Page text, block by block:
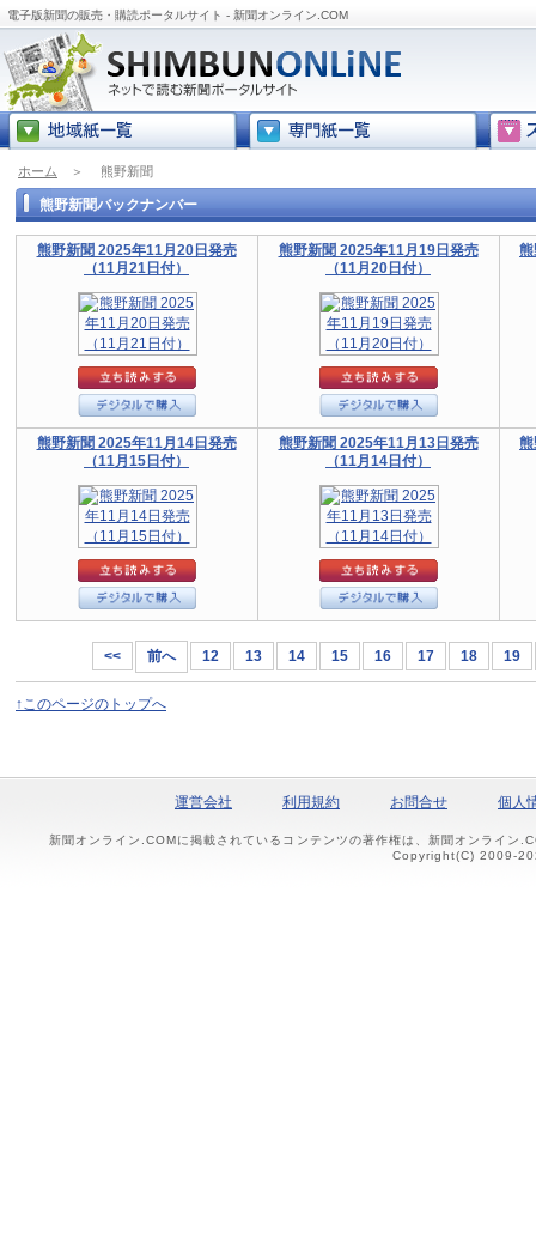
電子版新聞の販売・購読ポータルサイト - 新聞オンライン.COM
ホーム ＞ 熊野新聞
熊野新聞バックナンバー
熊野新聞 2025年11月20日発売
（11月21日付）
熊野新聞 2025年11月19日発売
（11月20日付）
熊野新聞 2025年11月14日発売
（11月15日付）
熊野新聞 2025年11月13日発売
（11月14日付）
<< 前へ 12 13 14 15 16 17 18 19
↑このページのトップへ
運営会社 利用規約 お問合せ 個人
新聞オンライン.COMに掲載されているコンテンツの著作権は、新聞オンライン
Copyright(C) 2009-